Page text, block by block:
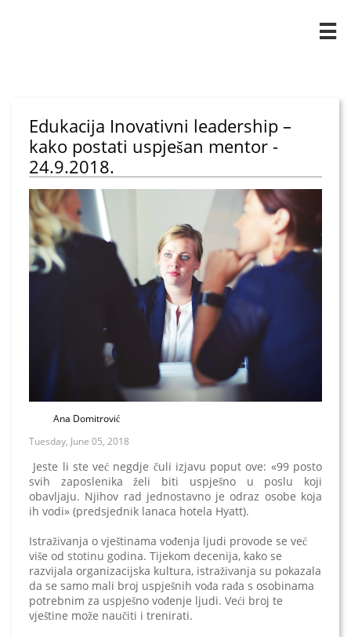

Edukacija Inovativni leadership –
kako postati uspješan mentor -
24.9.2018.
Ana Domitrović
Tuesday, June 05, 2018
Jeste li ste već negdje čuli izjavu poput ove: «99 posto
svih zaposlenika želi biti uspješno u poslu koji
obavljaju. Njihov rad jednostavno je odraz osobe koja
ih vodi» (predsjednik lanaca hotela Hyatt).
Istraživanja o vještinama vođenja ljudi provode se već
više od stotinu godina. Tijekom decenija, kako se
razvijala organizacijska kultura, istraživanja su pokazala
da se samo mali broj uspješnih vođa rađa s osobinama
potrebnim za uspješno vođenje ljudi. Veći broj te
vještine može naučiti i trenirati.